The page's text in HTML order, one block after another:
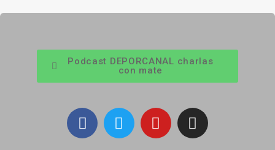
Podcast DEPORCANAL charlas
con mate